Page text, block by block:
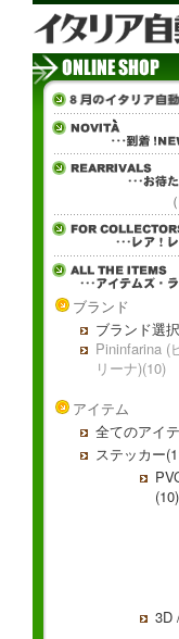
ブランド
ブランド選
Pininfarina (
リーナ)(10)
アイテム
全てのアイ
ステッカー
(10)
3D